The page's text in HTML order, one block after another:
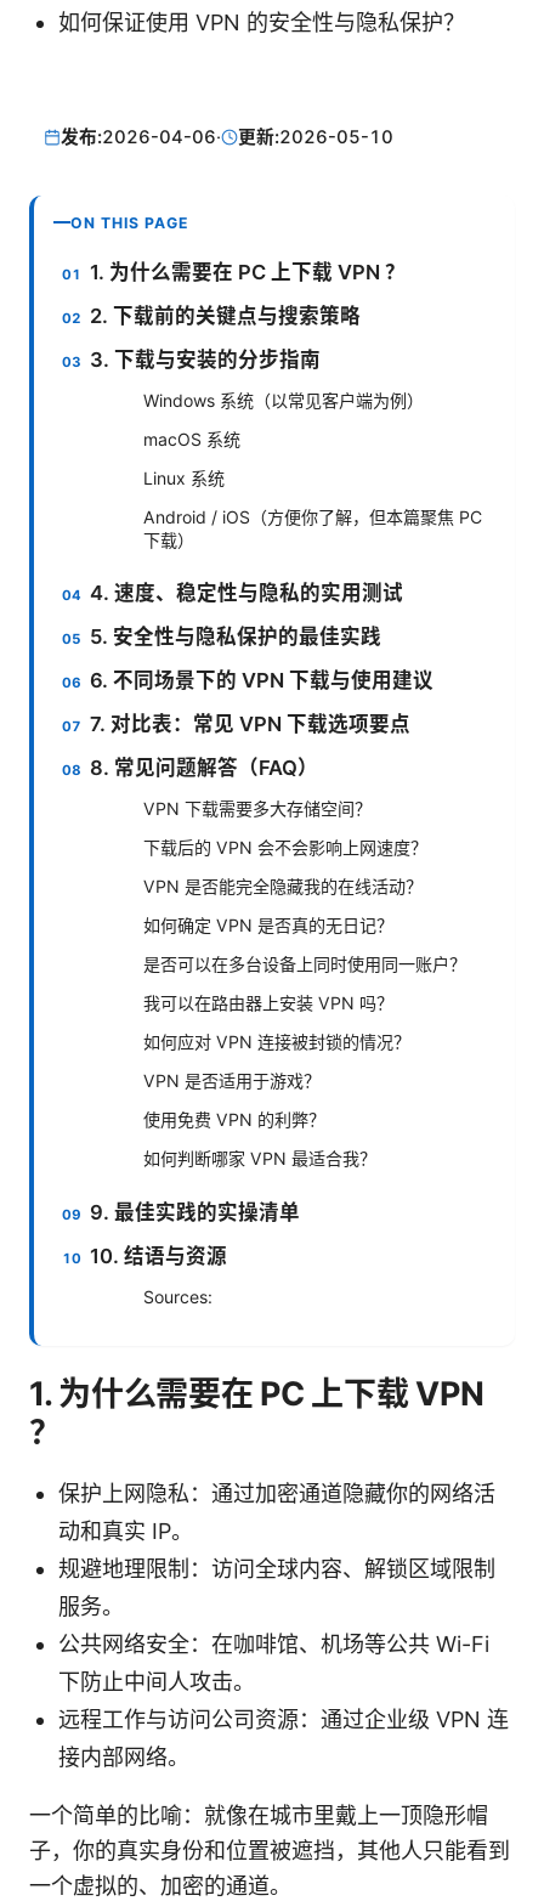
如何保证使用 VPN 的安全性与隐私保护？
发布:2026-04-06· 更新:2026-05-10
ON THIS PAGE
1. 为什么需要在 PC 上下载 VPN ？
2. 下载前的关键点与搜索策略
3. 下载与安装的分步指南
Windows 系统（以常见客户端为例）
macOS 系统
Linux 系统
Android / iOS（方便你了解，但本篇聚焦 PC
下载）
4. 速度、稳定性与隐私的实用测试
5. 安全性与隐私保护的最佳实践
6. 不同场景下的 VPN 下载与使用建议
7. 对比表：常见 VPN 下载选项要点
8. 常见问题解答（FAQ）
VPN 下载需要多大存储空间？
下载后的 VPN 会不会影响上网速度？
VPN 是否能完全隐藏我的在线活动？
如何确定 VPN 是否真的无日记？
是否可以在多台设备上同时使用同一账户？
我可以在路由器上安装 VPN 吗？
如何应对 VPN 连接被封锁的情况？
VPN 是否适用于游戏？
使用免费 VPN 的利弊？
如何判断哪家 VPN 最适合我？
9. 最佳实践的实操清单
10. 结语与资源
Sources:
1. 为什么需要在 PC 上下载 VPN
？
保护上网隐私：通过加密通道隐藏你的网络活
动和真实 IP。
规避地理限制：访问全球内容、解锁区域限制
服务。
公共网络安全：在咖啡馆、机场等公共 Wi-Fi
下防止中间人攻击。
远程工作与访问公司资源：通过企业级 VPN 连
接内部网络。
一个简单的比喻：就像在城市里戴上一顶隐形帽
子，你的真实身份和位置被遮挡，其他人只能看到
一个虚拟的、加密的通道。